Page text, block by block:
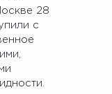
28
с